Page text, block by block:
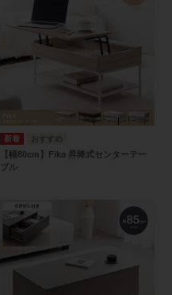
【幅80cm】Fika 昇降式センターテー
ブル